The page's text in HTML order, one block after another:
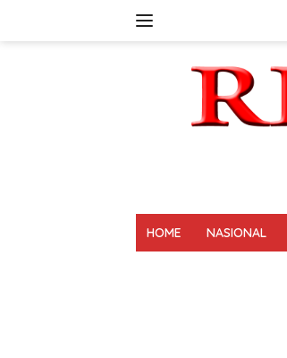
HOME NASIONAL